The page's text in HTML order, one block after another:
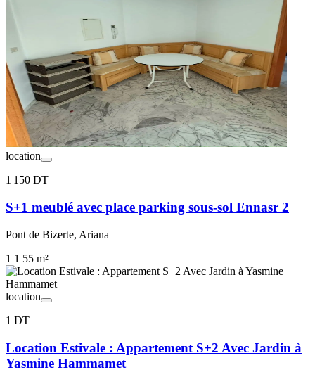
location
1 150 DT
S+1 meublé avec place parking sous-sol Ennasr 2
Pont de Bizerte, Ariana
1 1 55 m²
location
1 DT
Location Estivale : Appartement S+2 Avec Jardin à
Yasmine Hammamet